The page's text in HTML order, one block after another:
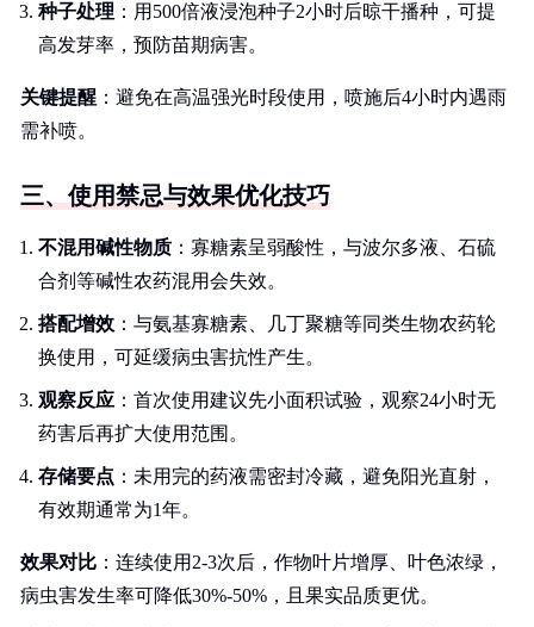
种子处理 ：用500倍液浸泡种子2小时后晾干播种，可提
高发芽率，预防苗期病害。
关键提醒 ：避免在高温强光时段使用，喷施后4小时内遇雨
需补喷。
三、使用禁忌与效果优化技巧
不混用碱性物质 ：寡糖素呈弱酸性，与波尔多液、石硫
合剂等碱性农药混用会失效。
搭配增效 ：与氨基寡糖素、几丁聚糖等同类生物农药轮
换使用，可延缓病虫害抗性产生。
观察反应 ：首次使用建议先小面积试验，观察24小时无
药害后再扩大使用范围。
存储要点 ：未用完的药液需密封冷藏，避免阳光直射，
有效期通常为1年。
效果对比 ：连续使用2-3次后，作物叶片增厚、叶色浓绿，
病虫害发生率可降低30%-50%，且果实品质更优。